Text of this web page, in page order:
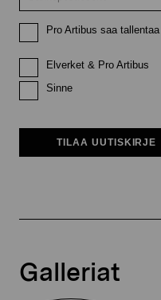
Pro Artibus saa
Elverket & Pro Artibus
Sinne
TILAA UUTISKIRJE
Galleriat